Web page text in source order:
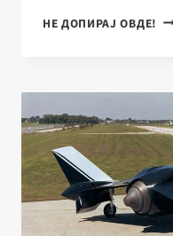
НЕ ДОПИРАЈ ОВДЕ!
ВО
!!!